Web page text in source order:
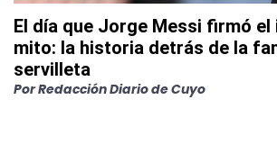
El día que Jorge Messi firmó el
mito: la historia detrás de la
servilleta
PorRedacción Diario de Cuyo